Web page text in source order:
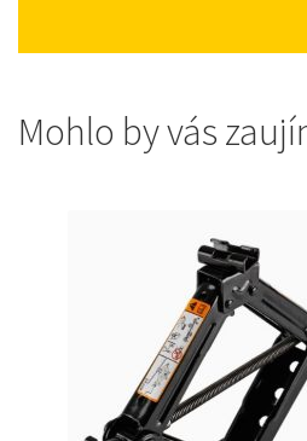
Mohlo by vás